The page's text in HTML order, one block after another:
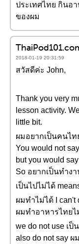
ประเทศไทย กินอ
ของผม
2018-01-19 20:31:59
สวัสดีค่ะ John,
Thank you very
lesson activity.
little bit.
ผมอยากเป็นคนไท
You would not
but you would
So อยากเป็นทำง
เป็นไปไม่ได้
ผมทำไม่ได้ I can't
ผมทำอาหารไทยไ
we do not use เป็
also do not say ผ